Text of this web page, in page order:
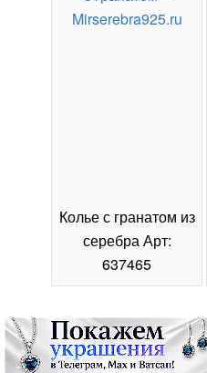
Колье с гранатом из
серебра Арт:
637465